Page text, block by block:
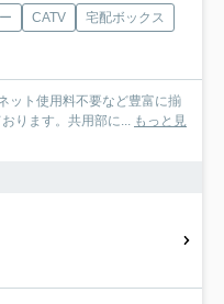
CATV
宅配ボックス
ット使用料不要など豊富に揃
ります。共用部に... もっと見